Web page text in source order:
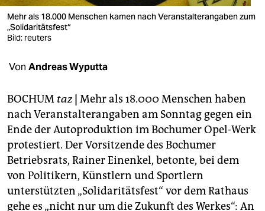
verlag
veranstaltungen
unterstützen
abo
genossenschaft
epaper login
Mehr als 18.000 Menschen kamen nach Veranstalterangaben zum
„Solidaritätsfest“
Bild: reuters
Von Andreas Wyputta
BOCHUM taz Mehr als 18.000 Menschen haben
nach Veranstalterangaben am Sonntag gegen ein
Ende der Autoproduktion im Bochumer Opel-Werk
protestiert. Der Vorsitzende des Bochumer
Betriebsrats, Rainer Einenkel, betonte, bei dem
von Politikern, Künstlern und Sportlern
unterstützten „Solidaritätsfest“ vor dem Rathaus
gehe es „nicht nur um die Zukunft des Werkes“: An